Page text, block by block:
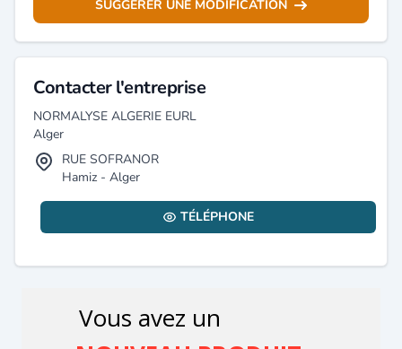
SUGGÉRER UNE MODIFICATION
Contacter l'entreprise
NORMALYSE ALGERIE EURL
Alger
RUE SOFRANOR
Hamiz - Alger
TÉLÉPHONE